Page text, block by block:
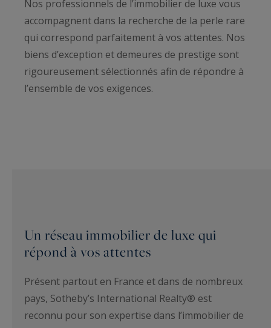
Nos professionnels de l’immobilier de luxe vous
accompagnent dans la recherche de la perle rare
qui correspond parfaitement à vos attentes. Nos
biens d’exception et demeures de prestige sont
rigoureusement sélectionnés afin de répondre à
l’ensemble de vos exigences.
Un réseau immobilier de luxe qui
répond à vos attentes
Présent partout en France et dans de nombreux
pays, Sotheby’s International Realty® est
reconnu pour son expertise dans l’immobilier de